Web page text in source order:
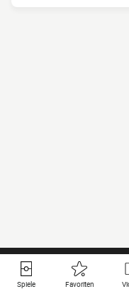
Spiele Favoriten